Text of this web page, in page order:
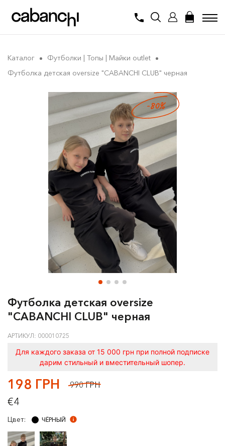
Каталог
Футболки | Топы | Майки outlet
Футболка детская oversize "CABANCHI CLUB" черная
-80%
Футболка детская oversize
"CABANCHI CLUB" черная
АРТИКУЛ: 000010725
Для каждого заказа от 15 000 грн при полной подписке
дарим стильный и вместительный шопер.
198 ГРН 990 ГРН
€4
Цвет: ЧЁРНЫЙ